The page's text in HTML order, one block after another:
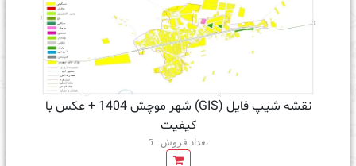
نقشه شیپ فایل (GIS) شهر موچش 1404 + عکس با
کیفیت
تعداد فروش : 5